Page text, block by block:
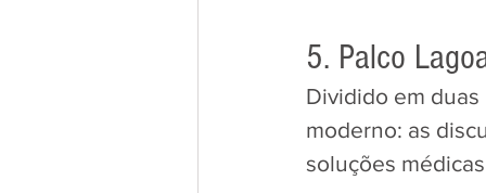
​5. Palco
​Dividido em
moderno: as
soluções